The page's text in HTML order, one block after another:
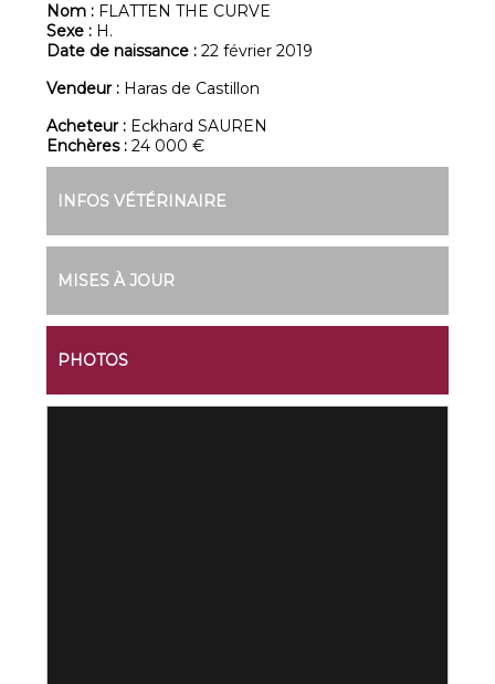
Nom : FLATTEN THE CURVE
Sexe : H.
Date de naissance :22 février 2019
Vendeur : Haras de Castillon
Acheteur : Eckhard SAUREN
Enchères :24 000 €
INFOS VÉTÉRINAIRE
MISES À JOUR
PHOTOS